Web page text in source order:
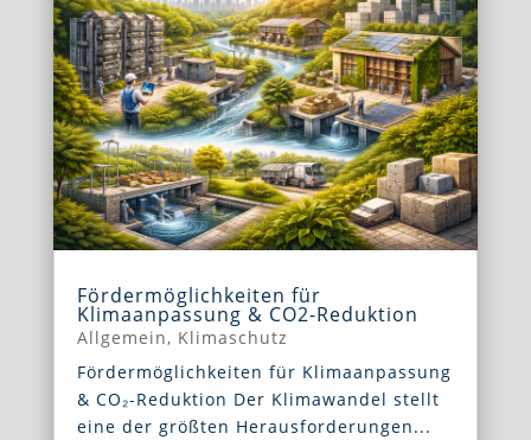
Fördermöglichkeiten für
Klimaanpassung & CO2-Reduktion
Allgemein, Klimaschutz
Fördermöglichkeiten für Klimaanpassung
& CO₂-Reduktion Der Klimawandel stellt
eine der größten Herausforderungen...